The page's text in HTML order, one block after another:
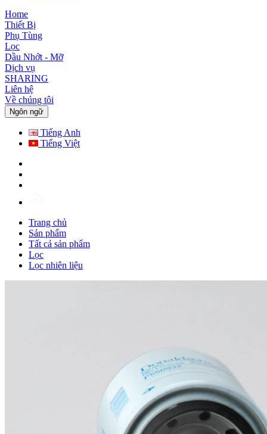
Home
Thiết Bị
Phụ Tùng
Lọc
Dầu Nhớt - Mỡ
Dịch vụ
SHARING
Liên hệ
Về chúng tôi
Ngôn ngữ
Tiếng Anh
Tiếng Việt
Trang chủ
Sản phẩm
Tất cả sản phẩm
Lọc
Lọc nhiên liệu